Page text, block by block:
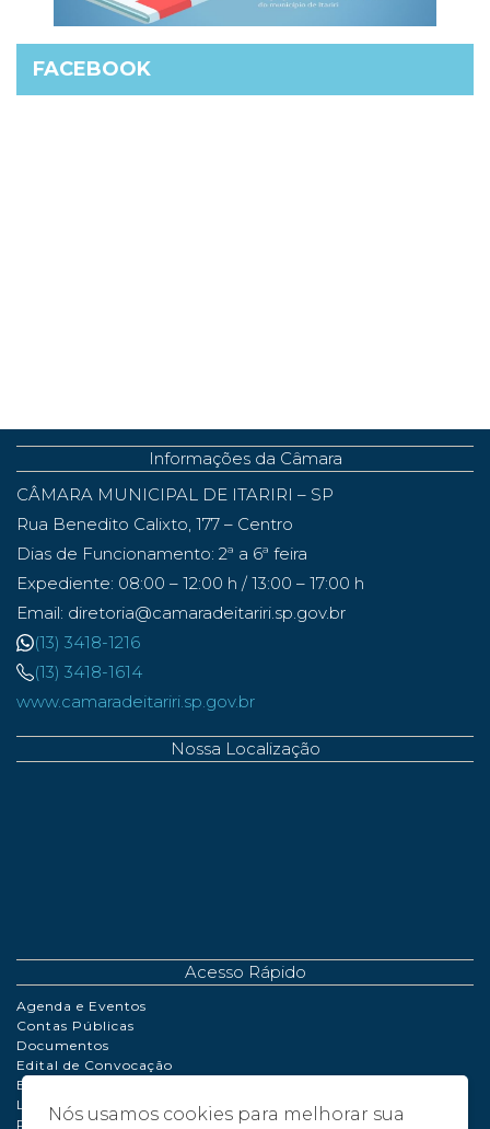
FACEBOOK
Nós usamos cookies para melhorar sua
Informações da Câmara
CÂMARA MUNICIPAL DE ITARIRI – SP
Rua Benedito Calixto, 177 – Centro
Dias de Funcionamento: 2ª a 6ª feira
Expediente: 08:00 – 12:00 h / 13:00 – 17:00 h
Email: diretoria@camaradeitariri.sp.gov.br
(13) 3418-1216
(13) 3418-1614
www.camaradeitariri.sp.gov.br
Nossa Localização
Acesso Rápido
Agenda e Eventos
Contas Públicas
Documentos
Edital de Convocação
Extrato de Contrato
LDO | LOA | PPA
Perguntas Frequentes